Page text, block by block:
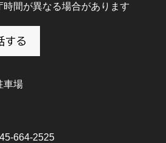
間が異なる場合があります
車場
664-2525